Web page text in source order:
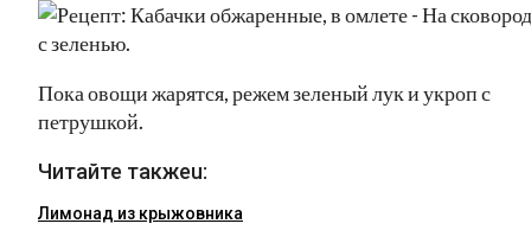
Пока овощи жарятся, режем зеленый лук и укроп с
петрушкой.
Читайте такжеu:
Лимонад из крыжовника